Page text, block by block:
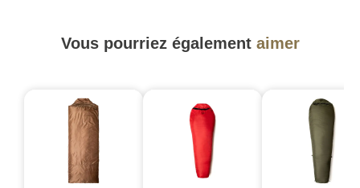
Vous pourriez également aimer